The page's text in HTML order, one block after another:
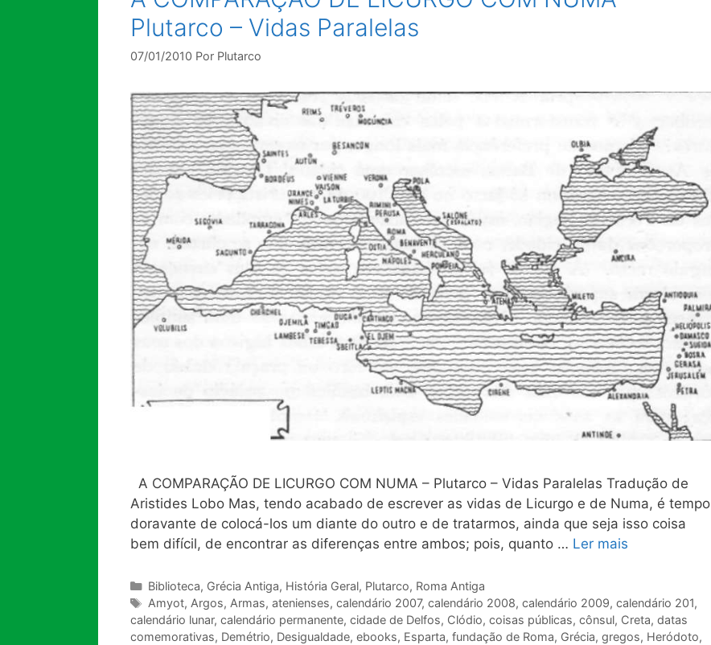
Plutarco – Vidas Paralelas
07/01/2010 Por Plutarco
A COMPARAÇÃO DE LICURGO COM NUMA – Plutarco – Vidas Paralelas Tradução de
Aristides Lobo Mas, tendo acabado de escrever as vidas de Licurgo e de Numa, é tempo
doravante de colocá-los um diante do outro e de tratarmos, ainda que seja isso coisa
bem difícil, de encontrar as diferenças entre ambos; pois, quanto … Ler mais
Categorias
Biblioteca, Grécia Antiga, História Geral, Plutarco, Roma Antiga
Tags
Amyot, Argos, Armas, atenienses, calendário 2007, calendário 2008, calendário 2009, calendário 201,
calendário lunar, calendário permanente, cidade de Delfos, Clódio, coisas públicas, cônsul, Creta, datas
comemorativas, Demétrio, Desigualdade, ebooks, Esparta, fundação de Roma, Grécia, gregos, Heródoto,